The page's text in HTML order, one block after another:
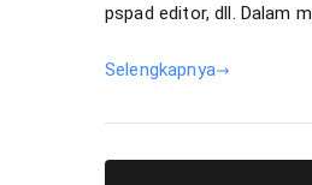
pspad editor, dll. Dalam
Selengkapnya